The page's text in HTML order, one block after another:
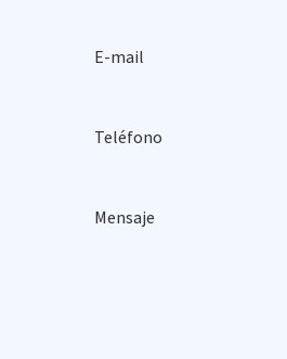
E-mail
Teléfono
Mensaje